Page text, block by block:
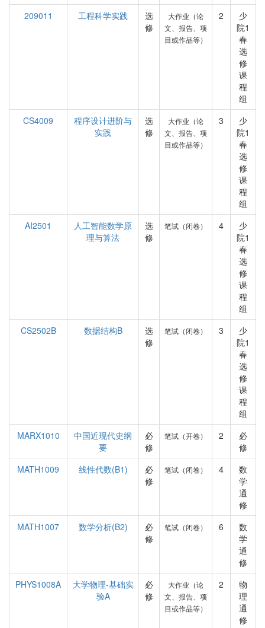
209011
工程科学实践
选
修
大作业（论
文、报告、项
目或作品等）
2
少
院1
春
选
修
课
程
组
CS4009
程序设计进阶与
实践
选
修
大作业（论
文、报告、项
目或作品等）
3
少
院1
春
选
修
课
程
组
AI2501
人工智能数学原
理与算法
选
修
笔试（闭卷） 4
少
院1
春
选
修
课
程
组
CS2502B
数据结构B
选
修
笔试（闭卷） 3
少
院1
春
选
修
课
程
组
MARX1010
中国近现代史纲
要
必
修
笔试（开卷） 2
必
修
MATH1009
线性代数(B1)
必
修
笔试（闭卷） 4
数
学
通
修
MATH1007
数学分析(B2)
必
修
笔试（闭卷） 6
数
学
通
修
PHYS1008A
大学物理-基础实
验A
必
修
大作业（论
文、报告、项
目或作品等）
2
物
理
通
修